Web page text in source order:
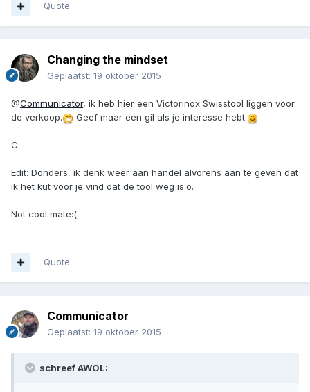
Quote
Changing the mindset
Geplaatst: 19 oktober 2015
@Communicator, ik heb hier een Victorinox Swisstool liggen voor
de verkoop.
Geef maar een gil als je interesse hebt.
C
Edit: Donders, ik denk weer aan handel alvorens aan te geven dat
ik het kut voor je vind dat de tool weg is:o.
Not cool mate:(
Quote
Communicator
Geplaatst: 19 oktober 2015
schreef AWOL: